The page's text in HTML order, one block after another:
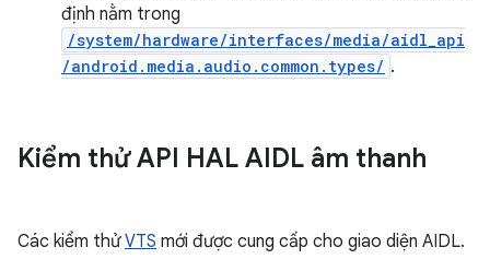
định nằm trong
/system/hardware/interfaces/media/aidl_api
/android.media.audio.common.types/ .
Kiểm thử API HAL AIDL âm thanh
Các kiểm thửVTS mới được cung cấp cho giao diện AIDL.